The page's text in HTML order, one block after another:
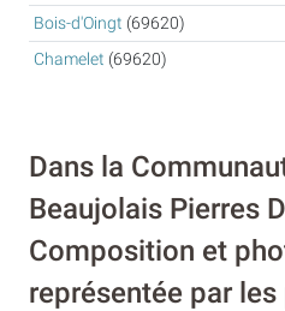
Bois-d'Oingt (69620)
Chamelet (69620)
Dans la
Beaujolais Pierres
Composition et
représentée par